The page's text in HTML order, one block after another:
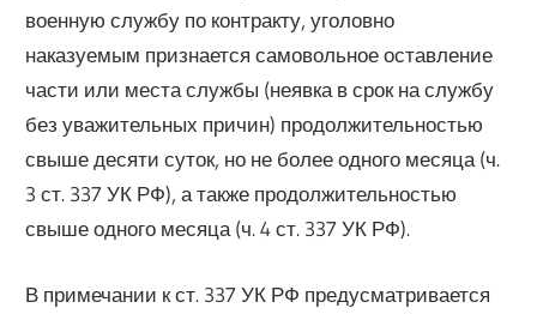
военную службу по контракту, уголовно
наказуемым признается самовольное оставление
части или места службы (неявка в срок на службу
без уважительных причин) продолжительностью
свыше десяти суток, но не более одного месяца (ч.
3 ст. 337 УК РФ), а также продолжительностью
свыше одного месяца (ч. 4 ст. 337 УК РФ).
В примечании к ст. 337 УК РФ предусматривается